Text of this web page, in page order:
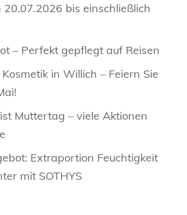
20.07.2026 bis einschließlich
– Perfekt gepflegt auf Reisen
in Willich – Feiern Sie
Muttertag – viele Aktionen
Extraportion Feuchtigkeit
mit SOTHYS